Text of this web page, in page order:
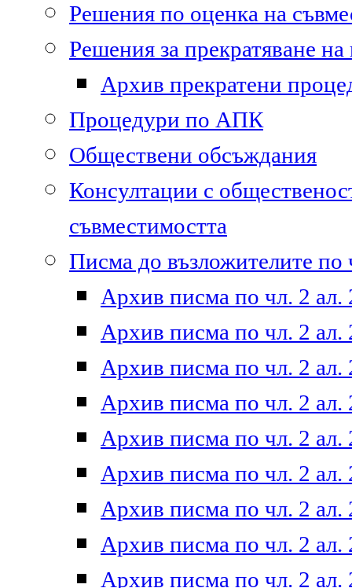
Решения по оценка на
Решения за прекратяване
Архив прекратени
Процедури по АПК
Обществени обсъждания
Консултации с
съвместимостта
Писма до възложителите по
Архив писма по чл. 2 ал.
Архив писма по чл. 2 ал.
Архив писма по чл. 2 ал.
Архив писма по чл. 2 ал.
Архив писма по чл. 2 ал.
Архив писма по чл. 2 ал.
Архив писма по чл. 2 ал.
Архив писма по чл. 2 ал.
Архив писма по чл. 2 ал.